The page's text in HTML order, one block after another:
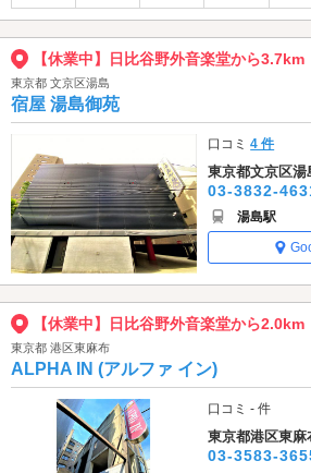
【休業中】日比谷野外音楽堂から3.7km
東京都 文京区湯島
宿屋 湯島御苑
口コミ4 件
東京都文京区湯
03-3832-
湯島駅
【休業中】日比谷野外音楽堂から2.0km
東京都 港区東麻布
ALPHA IN (アルファ イン)
口コミ - 件
東京都港区東麻
03-3583-